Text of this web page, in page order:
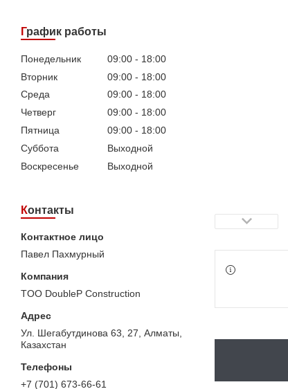
График работы
Понедельник 09:00
18:00
Вторник
09:00
18:00
Среда
09:00
18:00
Четверг
09:00
18:00
Пятница
09:00
18:00
Суббота
Выходной
Воскресенье
Выходной
Контакты
Павел Пахмурный
TOO DoubleP Construction
Ул. Шегабутдинова 63, 27, Алматы,
Казахстан
+7 (701) 673-66-61